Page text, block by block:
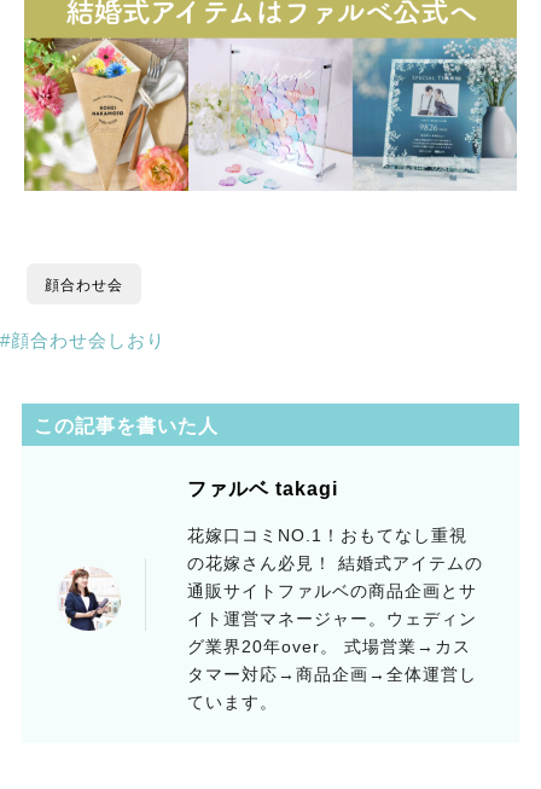
顔合わせ会
顔合わせ会しおり
この記事を書いた人
ファルベ takagi
花嫁口コミNO.1！おもてなし重視
の花嫁さん必見！ 結婚式アイテムの
通販サイトファルベの商品企画とサ
イト運営マネージャー。ウェディン
グ業界20年over。 式場営業→カス
タマー対応→商品企画→全体運営し
ています。